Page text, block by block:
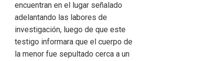
encuentran en el lugar señalado
adelantando las labores de
investigación, luego de que este
testigo informara que el cuerpo de
la menor fue sepultado cerca a un